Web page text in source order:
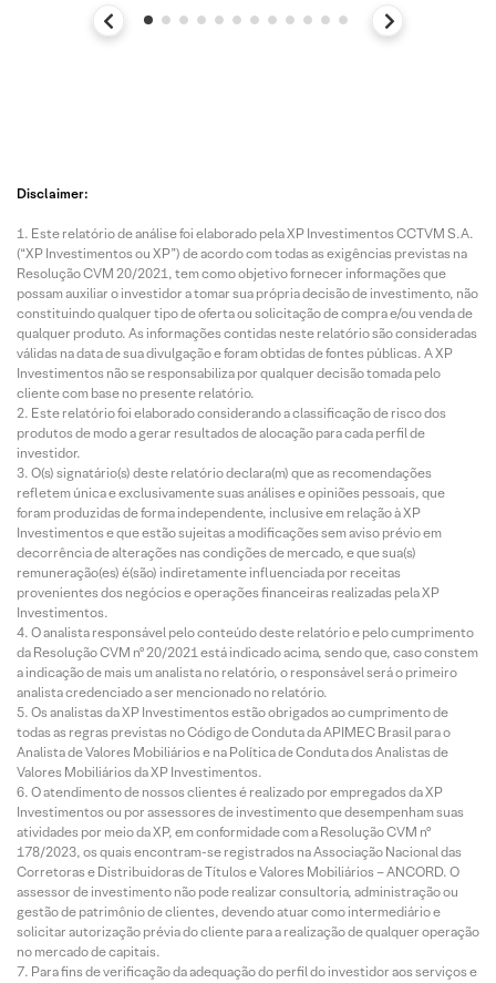
Disclaimer:
Este relatório de análise foi elaborado pela XP Investimentos CCTVM S.A.
(“XP Investimentos ou XP”) de acordo com todas as exigências previstas na
Resolução CVM 20/2021, tem como objetivo fornecer informações que
possam auxiliar o investidor a tomar sua própria decisão de investimento, não
constituindo qualquer tipo de oferta ou solicitação de compra e/ou venda de
qualquer produto. As informações contidas neste relatório são consideradas
válidas na data de sua divulgação e foram obtidas de fontes públicas. A XP
Investimentos não se responsabiliza por qualquer decisão tomada pelo
cliente com base no presente relatório.
Este relatório foi elaborado considerando a classificação de risco dos
produtos de modo a gerar resultados de alocação para cada perfil de
investidor.
O(s) signatário(s) deste relatório declara(m) que as recomendações
refletem única e exclusivamente suas análises e opiniões pessoais, que
foram produzidas de forma independente, inclusive em relação à XP
Investimentos e que estão sujeitas a modificações sem aviso prévio em
decorrência de alterações nas condições de mercado, e que sua(s)
remuneração(es) é(são) indiretamente influenciada por receitas
provenientes dos negócios e operações financeiras realizadas pela XP
Investimentos.
O analista responsável pelo conteúdo deste relatório e pelo cumprimento
da Resolução CVM nº 20/2021 está indicado acima, sendo que, caso constem
a indicação de mais um analista no relatório, o responsável será o primeiro
analista credenciado a ser mencionado no relatório.
Os analistas da XP Investimentos estão obrigados ao cumprimento de
todas as regras previstas no Código de Conduta da APIMEC Brasil para o
Analista de Valores Mobiliários e na Política de Conduta dos Analistas de
Valores Mobiliários da XP Investimentos.
O atendimento de nossos clientes é realizado por empregados da XP
Investimentos ou por assessores de investimento que desempenham suas
atividades por meio da XP, em conformidade com a Resolução CVM nº
178/2023, os quais encontram-se registrados na Associação Nacional das
Corretoras e Distribuidoras de Títulos e Valores Mobiliários – ANCORD. O
assessor de investimento não pode realizar consultoria, administração ou
gestão de patrimônio de clientes, devendo atuar como intermediário e
solicitar autorização prévia do cliente para a realização de qualquer operação
no mercado de capitais.
Para fins de verificação da adequação do perfil do investidor aos serviços e